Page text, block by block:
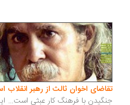
اخوان ثالث از رهبر انقلاب اسلامی
با فرهنگ کار عبثی است... این